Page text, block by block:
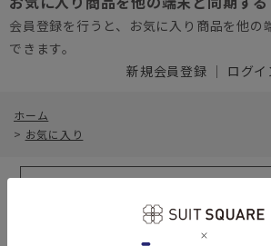
会員登録を行うと、お気に入り商品を他の
できます。
新規会員登録 ｜ ログイ
ホーム
> お気に入り